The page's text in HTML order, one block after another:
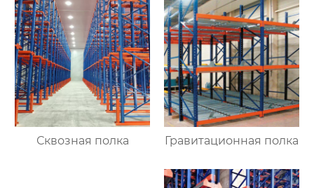
Сквозная полка Гравитационная полка